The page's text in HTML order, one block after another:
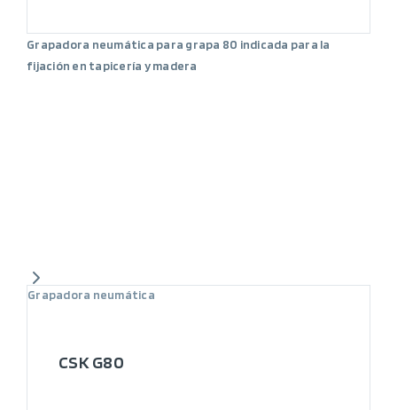
Grapadora neumática para grapa 80 indicada para la
fijación en tapicería y madera
Grapadora neumática
CSK G80